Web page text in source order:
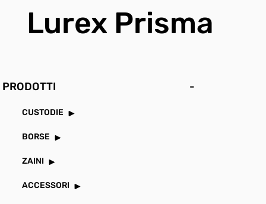
Lurex Prisma
PRODOTTI -
CUSTODIE
BORSE
ZAINI
ACCESSORI